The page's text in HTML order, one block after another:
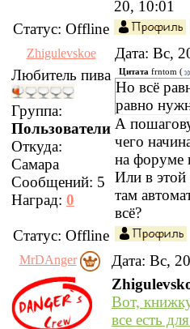
20, 10:01
Статус: Offline
Zhigulevskoe
Дата: Вс,
Любитель пива
Группа:
Пользователи
Откуда:
Самара
Сообщений: 5
Наград: 0
Цитата frntom (
Но всё
равно
А
чего
на форуме
Или в этой
там
всё?
Статус: Offline
MrDAnger Дата: Вс,
Вот,
все есть